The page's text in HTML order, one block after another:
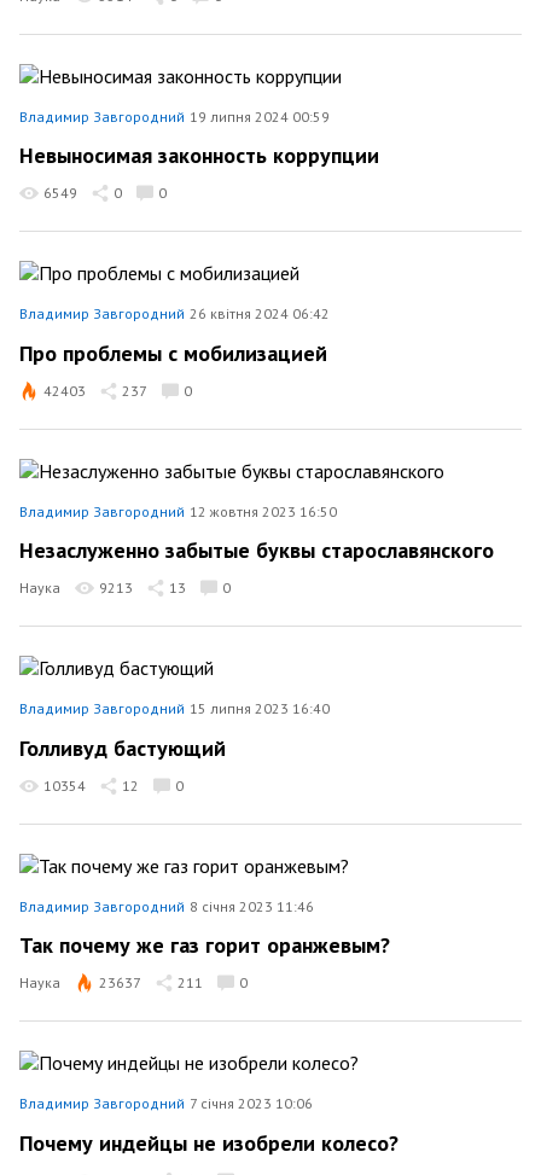
Владимир Завгородний 19 липня 2024 00:59
Невыносимая законность коррупции
6549 0 0
Владимир Завгородний 26 квітня 2024 06:42
Про проблемы с мобилизацией
42403 237 0
Владимир Завгородний 12 жовтня 2023 16:50
Незаслуженно забытые буквы старославянского
Наука 9213 13 0
Владимир Завгородний 15 липня 2023 16:40
Голливуд бастующий
10354 12 0
Владимир Завгородний 8 січня 2023 11:46
Так почему же газ горит оранжевым?
Наука 23637 211 0
Владимир Завгородний 7 січня 2023 10:06
Почему индейцы не изобрели колесо?